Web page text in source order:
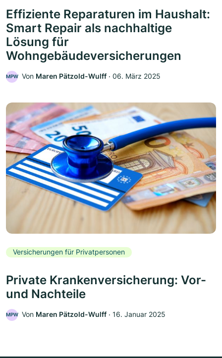
Effiziente Reparaturen im Haushalt:
Smart Repair als nachhaltige
Lösung für
Wohngebäudeversicherungen
MPW Von Maren Pätzold-Wulff ‧ 06. März 2025
Versicherungen für Privatpersonen
Private Krankenversicherung: Vor-
und Nachteile
MPW Von Maren Pätzold-Wulff ‧ 16. Januar 2025